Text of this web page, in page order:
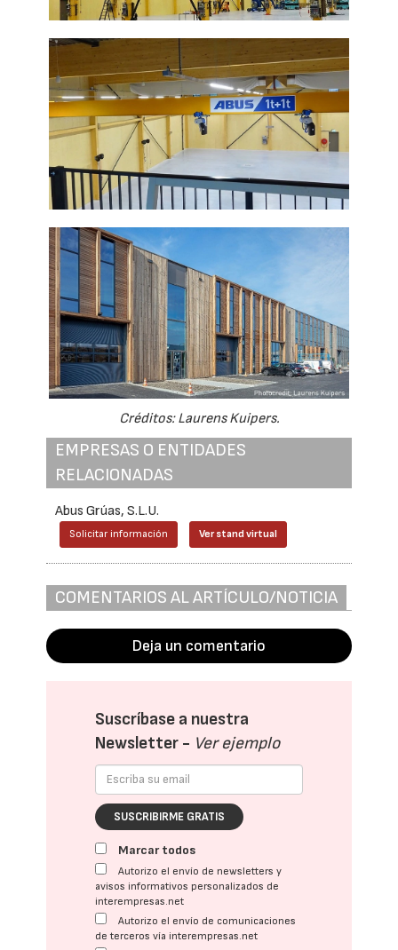
Créditos: Laurens Kuipers.
EMPRESAS O ENTIDADES
RELACIONADAS
Abus Grúas, S.L.U.
Solicitar información Ver stand virtual
COMENTARIOS AL ARTÍCULO/NOTICIA
Deja un comentario
Suscríbase a nuestra
Newsletter - Ver ejemplo
SUSCRIBIRME GRATIS
Marcar todos
Autorizo el envío de newsletters y
avisos informativos personalizados de
interempresas.net
Autorizo el envío de comunicaciones
de terceros vía interempresas.net